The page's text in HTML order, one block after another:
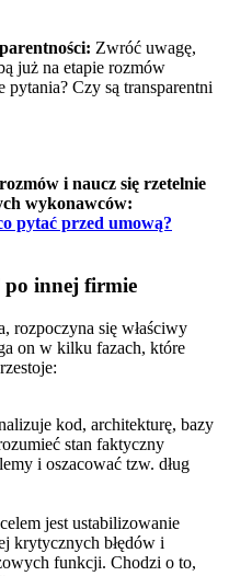
Zwróć uwagę,
już na etapie rozmów
Czy są transparentni
i naucz się rzetelnie
wykonawców:
pytać przed umową?
po innej firmie
rozpoczyna się właściwy
on w kilku fazach, które
kod, architekturę, bazy
stan faktyczny
i oszacować tzw. dług
jest ustabilizowanie
krytycznych błędów i
funkcji. Chodzi o to,